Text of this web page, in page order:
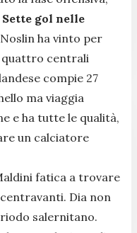
Sette gol nelle
ha vinto per
quattro centrali
compie 27
ma viaggia
e ha tutte le qualità,
un calciatore
fatica a trovare
Dia non
salernitano.